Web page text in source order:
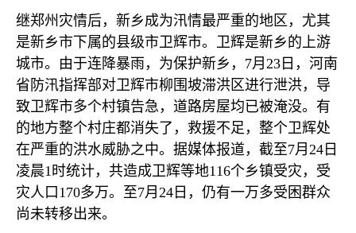
继郑州灾情后，新乡成为汛情最严重的地区，尤其
是新乡市下属的县级市卫辉市。卫辉是新乡的上游
城市。由于连降暴雨，为保护新乡， 7月 23 日，河南
省防汛指挥部对卫辉市柳围坡滞洪区进行泄洪，导
致卫辉市多个村镇告急，道路房屋均已被淹没。有
的地方整个村庄都消失了，救援不足，整个卫辉处
在严重的洪水威胁之中。据媒体报道，截至7月 24 日
凌晨1时统计，共造成卫辉等地116个乡镇受灾，受
灾人口 170多万。至7月 24 日，仍有一万多受困群众
尚未转移出来。